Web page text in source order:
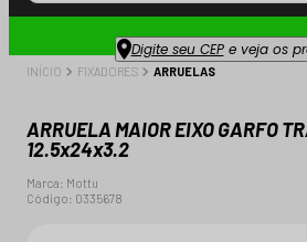
Digite seu CEPe veja os
INÍCIO FIXADORES ARRUELAS
ARRUELA MAIOR EIXO GARFO
12.5x24x3.2
Marca: Mottu
Código: 0335678